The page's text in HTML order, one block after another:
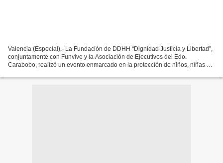
Valencia (Especial).- La Fundación de DDHH “Dignidad Justicia y Libertad”,
conjuntamente con Funvive y la Asociación de Ejecutivos del Edo.
Carabobo, realizó un evento enmarcado en la protección de niños, niñas y